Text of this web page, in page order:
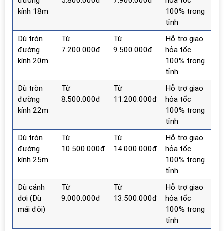
kính 18m
100% trong
tỉnh
Dù tròn
đường
kính 20m
Từ
7.200.000đ
Từ
9.500.000đ
Hỗ trợ giao
hỏa tốc
100% trong
tỉnh
Dù tròn
đường
kính 22m
Từ
8.500.000đ
Từ
11.200.000đ
Hỗ trợ giao
hỏa tốc
100% trong
tỉnh
Dù tròn
đường
kính 25m
Từ
10.500.000đ
Từ
14.000.000đ
Hỗ trợ giao
hỏa tốc
100% trong
tỉnh
Dù cánh
dơi (Dù
mái đôi)
Từ
9.000.000đ
Từ
13.500.000đ
Hỗ trợ giao
hỏa tốc
100% trong
tỉnh